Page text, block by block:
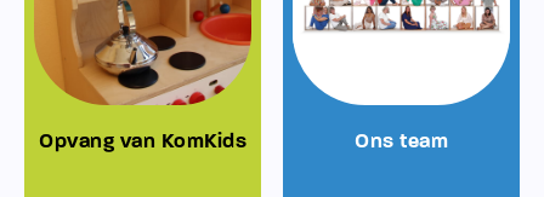
Opvang van KomKids Ons team